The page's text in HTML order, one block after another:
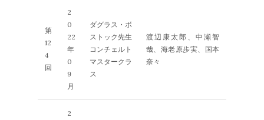
第
12
4
回
2
0
22
年
0
9
月
ダグラス・ボ
ストック先生
コンチェルト
マスタークラ
ス
渡辺康太郎、中瀬智
哉、海老原歩実、国本
奈々
2